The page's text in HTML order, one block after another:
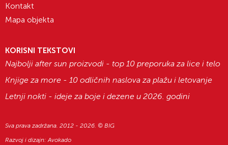
Kontakt
Mapa objekta
KORISNI TEKSTOVI
Najbolji after sun proizvodi - top 10 preporuka za lice i telo
Knjige za more - 10 odličnih naslova za plažu i letovanje
Letnji nokti - ideje za boje i dezene u 2026. godini
Sva prava zadržana. 2012 - 2026. © BIG
Razvoj i dizajn: Avokado